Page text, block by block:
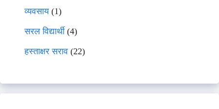
व्यवसाय(1)
सरल विद्यार्थी(4)
हस्ताक्षर सराव (22)